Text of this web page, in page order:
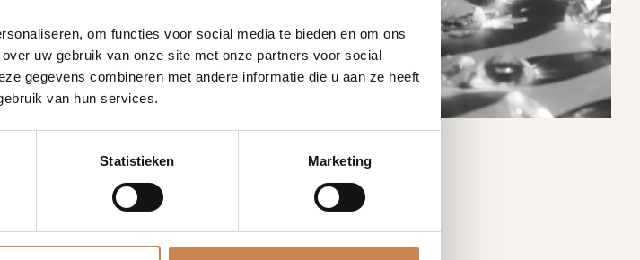
om functies voor social media te bieden en om ons
uw gebruik van onze site met onze partners voor social
gegevens combineren met andere informatie die u aan ze heeft
van hun services.
Statistieken Marketing